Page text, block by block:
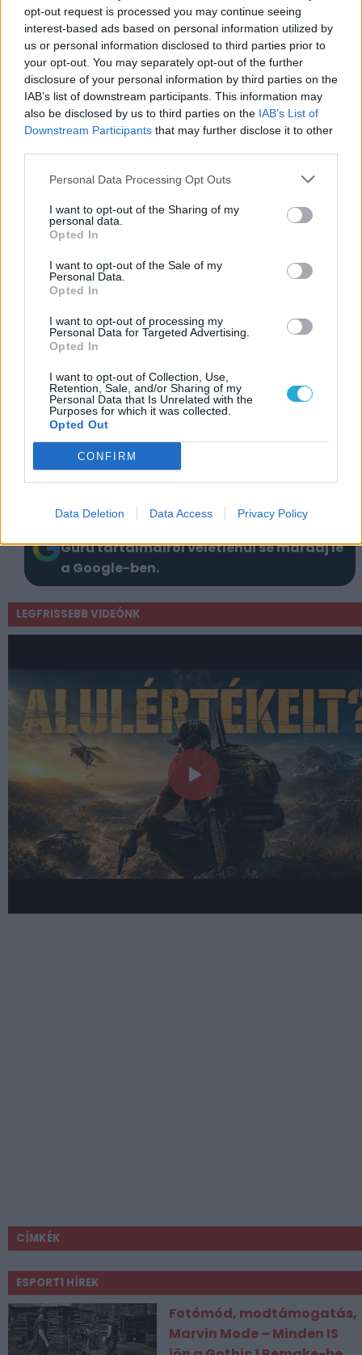
opt-out request is processed you may continue seeing
interest-based ads based on personal information utilized by
us or personal information disclosed to third parties prior to
your opt-out. You may separately opt-out of the further
disclosure of your personal information by third parties on the
IAB’s list of downstream participants. This information may
also be disclosed by us to third parties on the IAB’s List of
Downstream Participants that may further disclose it to other
Personal Data Processing Opt Outs
I want to opt-out of the Sharing of my
personal data.
Opted In
I want to opt-out of the Sale of my
Personal Data.
Opted In
I want to opt-out of processing my
Personal Data for Targeted Advertising.
Opted In
I want to opt-out of Collection, Use,
Retention, Sale, and/or Sharing of my
Personal Data that Is Unrelated with the
Purposes for which it was collected.
Opted Out
CONFIRM
Data Deletion Data Access Privacy Policy
Ilyen megközelítésben azonban az 50.
házassági évforduló is tökéletes lehetőség.
Vagy egy 60 éves férfi esetén egy olyan
pecsétgyűrű, aminek a története a
felszínén díszeleg.
+1 tipp: Az ajándékozás öröme
Az “adni jobb, mint kapni”, örök mondat. Az
ékszereket tekintve tökéletes kifejezés a
szeretet határtalanságára. Persze
gyermekkorban ez még egy kicsit másképp
hangzik, de felnőttként a legszebb
pillanataink egyike, amikor
ajándékozhatunk. Miért ne tehetnénk meg
ezt ékszerekkel?
A legközelebbi alkalommal jusson eszedbe
ez az 5+1 tipp, ha végképp nincs ötleted,
hogy mit ajándékozz.
Szerző:PGO
Dátum:2024.07.09 08:14
Guru tartalmairól véletlenül se maradj le
a Google-ben.
LEGFRISSEBB VIDEÓNK
CÍMKÉK
ESPORT1 HÍREK
Fotómód, modtámogatás,
Marvin Mode – Minden IS